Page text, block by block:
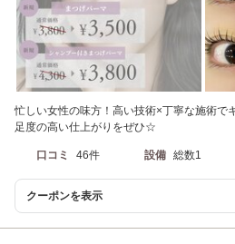
忙しい女性の味方！高い技術×丁寧な施術
足度の高い仕上がりをぜひ☆
口コミ 46件 設備 総数1
クーポンを表示